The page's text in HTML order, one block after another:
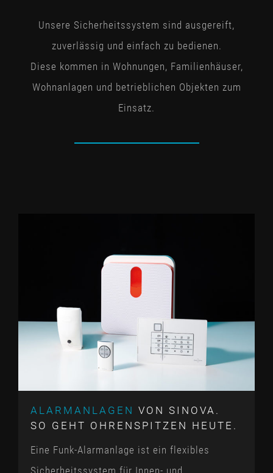
Unsere Sicherheitssystem sind ausgereift,
zuverlässig und einfach zu bedienen.
Diese kommen in Wohnungen, Familienhäuser,
Wohnanlagen und betrieblichen Objekten zum
Einsatz.
ALARMANLAGEN VON SINOVA.
SO GEHT OHRENSPITZEN HEUTE.
Eine Funk-Alarmanlage ist ein flexibles